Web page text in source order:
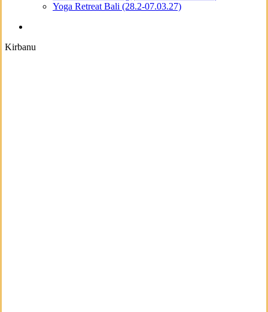
Yoga Retreat Bali (28.2-07.03.27)
Kirbanu